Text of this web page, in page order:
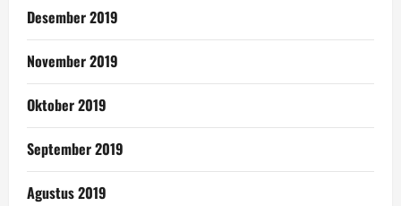
Desember 2019
November 2019
Oktober 2019
September 2019
Agustus 2019